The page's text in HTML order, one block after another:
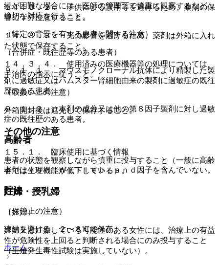
１４．３．２． 子供による誤用等を避けるため、薬剤の保
管に十分注意すること。
１４．３．３． 光の影響を避けるため、薬剤は外箱に入れ
た状態で保存すること。
１４．３．４． 使用済みの医療機器等の処理については、
主治医の指示に従うこと。
（取扱い上の注意）
外箱開封後は遮光して保存すること。
その他の注意
１５．１． 臨床使用に基づく情報
本剤はｖｏｎ Ｗｉｌｌｅｂｒａｎｄ因子を含んでいない。
貯法
（保管上の注意）
凍結を避ける、２〜８℃で保存。
ホーム
続が困難な場合には、医師の管理下で慎重に観察するなど、
適切な対応を行うこと。
（特定の背景を有する患者に関する注意）
（合併症・既往歴等のある患者）
９．１．１． マウスモノクローナル抗体により精製した製
剤に過敏症又はハムスター腎細胞由来の製剤に過敏症の既往
歴のある患者。
９．１．２． 本剤の成分又は他の第８因子製剤に対し過敏
症の既往歴のある患者。
高齢者
患者の状態を観察しながら慎重に投与すること（一般に高齢
者では生理機能が低下している）。
妊婦・授乳婦
（妊婦）
妊婦又は妊娠している可能性のある女性には、治療上の有益
性が危険性を上回ると判断される場合にのみ投与すること
（生殖発生毒性試験は実施していない）。